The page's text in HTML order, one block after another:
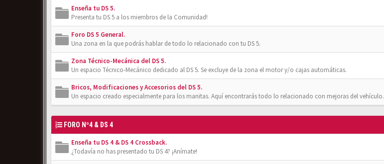
Enseña tu DS 5.
Presenta tu DS 5 a los miembros de la Comunidad!
Foro DS 5 General.
Una zona en la que podrás hablar de todo lo relacionado con tu DS 5.
Zona Técnico-Mecánica del DS 5.
Un espacio Técnico-Mecánico dedicado al DS 5. Se excluye de la zona el motor y/o cajas automáticas.
Bricos, Modificaciones y Accesorios del DS 5.
Un espacio creado especialmente para los manitas. Aquí encontrarás todo lo relacionado con mejoras del vehículo.
FORO Nº4 & DS 4
Enseña tu DS 4 & DS 4 Crossback.
¿Todavía no has presentado tu DS 4? ¡Anímate!